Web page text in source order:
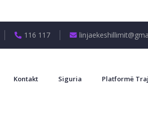
116 117
Kontakt Siguria Platformë